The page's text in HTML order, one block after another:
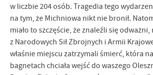
w liczbie 204 osób. Tragedia tego
na tym, że Michniowa nikt nie bronił.
miało to szczęście, że znaleźli się odważni,
z Narodowych Sił Zbrojnych i Armii
właśnie miejscu zatrzymali śmierć, która
bagnetach chciała wejść do waszego